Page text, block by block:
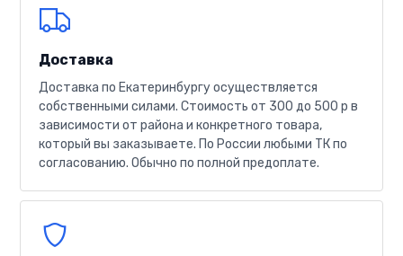
Доставка
Доставка по Екатеринбургу осуществляется
собственными силами. Стоимость от 300 до 500 р в
зависимости от района и конкретного товара,
который вы заказываете. По России любыми ТК по
согласованию. Обычно по полной предоплате.